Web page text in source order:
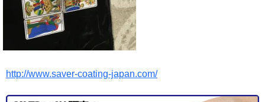
http://www.saver-coating-japan.com/